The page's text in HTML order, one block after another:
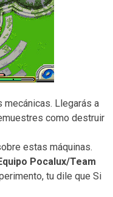
Llegarás a
como destruir
estas máquinas.
Pocalux/Team
tu dile que Si